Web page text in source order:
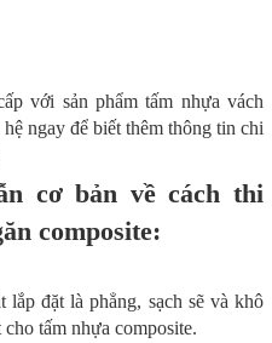
với sản phẩm tấm nhựa vách
ngay để biết thêm thông tin chi
cơ bản về cách thi
composite:
đặt là phẳng, sạch sẽ và khô
tấm nhựa composite.